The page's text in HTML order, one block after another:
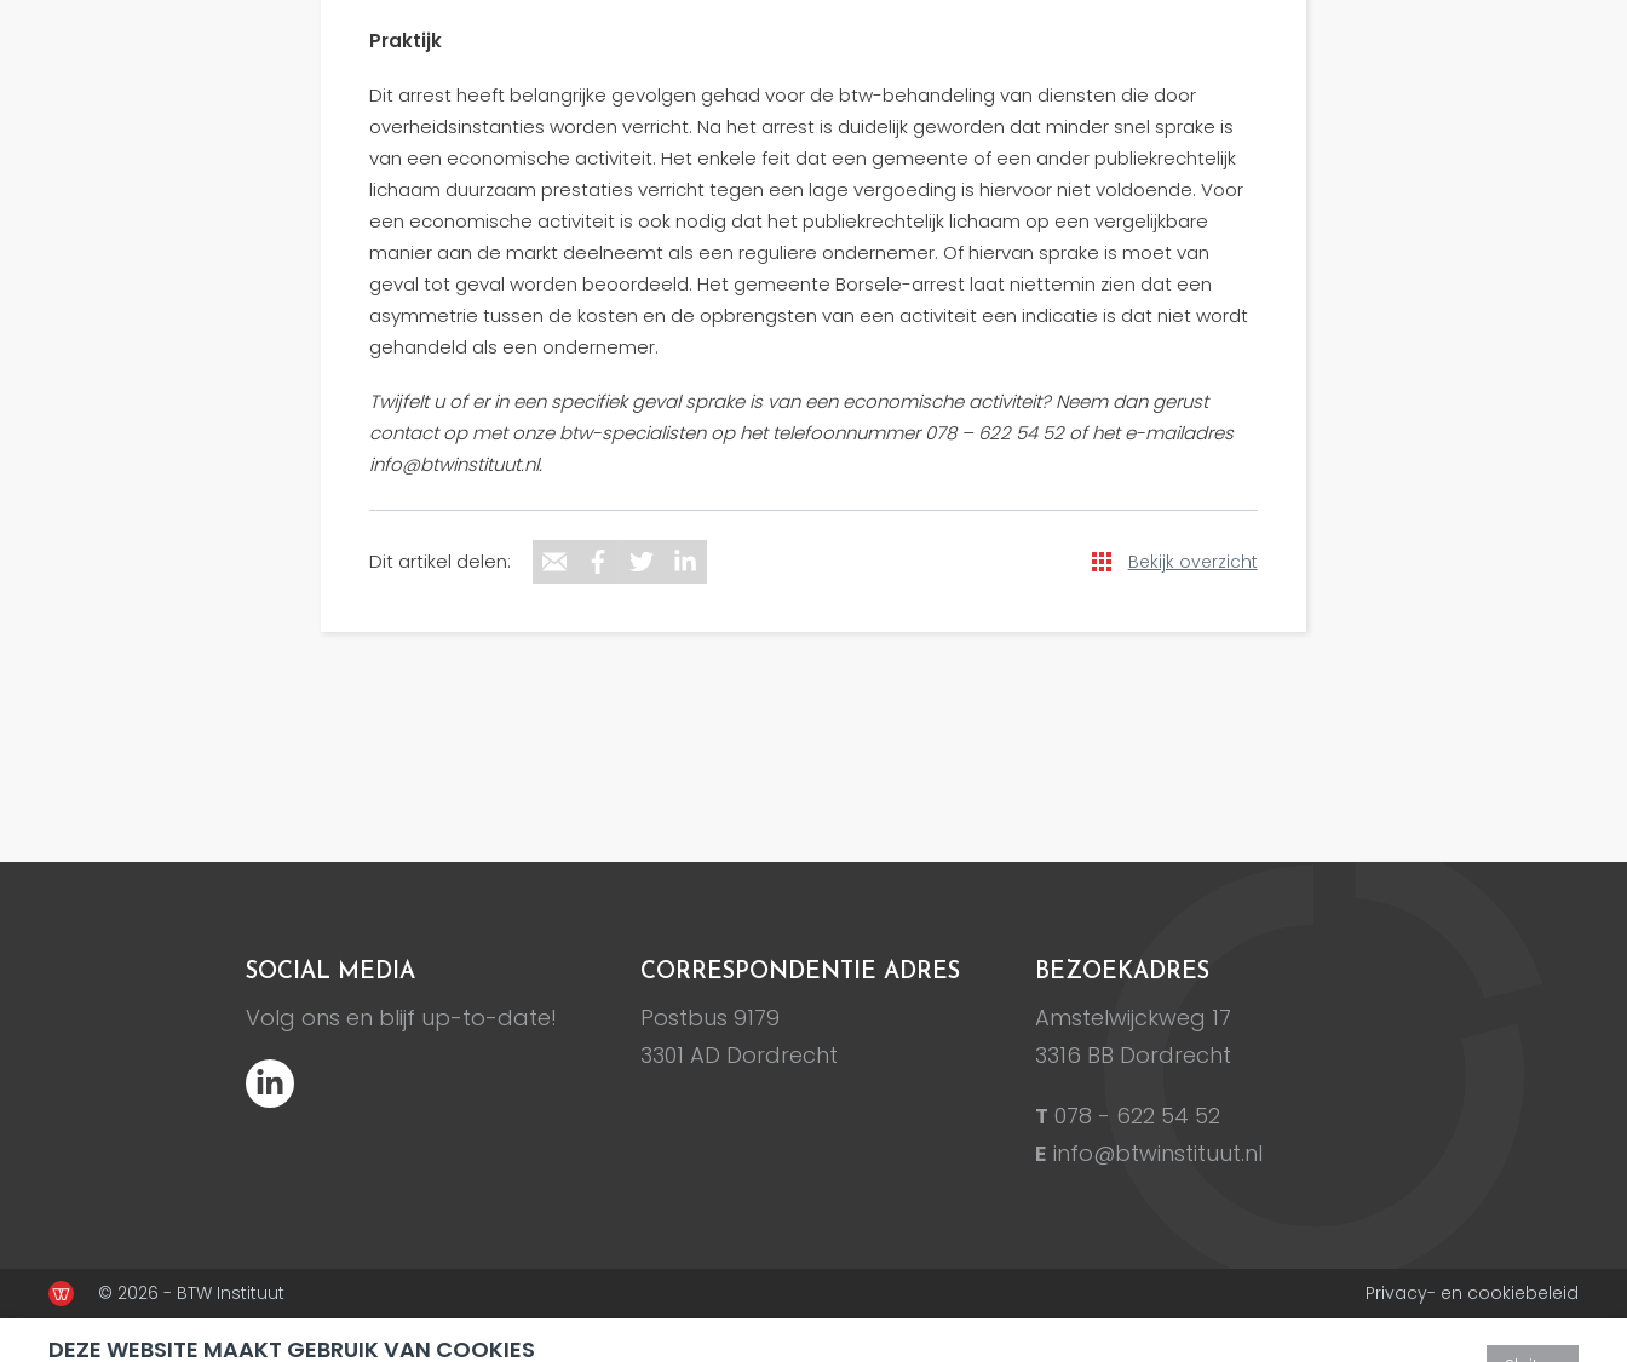
Praktijk
Dit arrest heeft belangrijke gevolgen gehad voor de btw-behandeling van diensten die door
overheidsinstanties worden verricht. Na het arrest is duidelijk geworden dat minder snel sprake is
van een economische activiteit. Het enkele feit dat een gemeente of een ander publiekrechtelijk
lichaam duurzaam prestaties verricht tegen een lage vergoeding is hiervoor niet voldoende. Voor
een economische activiteit is ook nodig dat het publiekrechtelijk lichaam op een vergelijkbare
manier aan de markt deelneemt als een reguliere ondernemer. Of hiervan sprake is moet van
geval tot geval worden beoordeeld. Het gemeente Borsele-arrest laat niettemin zien dat een
asymmetrie tussen de kosten en de opbrengsten van een activiteit een indicatie is dat niet wordt
gehandeld als een ondernemer.
Twijfelt u of er in een specifiek geval sprake is van een economische activiteit? Neem dan gerust
contact op met onze btw-specialisten op het telefoonnummer 078 – 622 54 52 of het e-mailadres
info@btwinstituut.nl.
Dit artikel delen: Bekijk overzicht
SOCIAL MEDIA
Volg ons en blijf up-to-date!
CORRESPONDENTIE ADRES
Postbus 9179
3301 AD Dordrecht
BEZOEKADRES
Amstelwijckweg 17
3316 BB Dordrecht
T 078 - 622 54 52
E info@btwinstituut.nl
© 2026 - BTW Instituut Privacy- en cookiebeleid
DEZE WEBSITE MAAKT GEBRUIK VAN COOKIES